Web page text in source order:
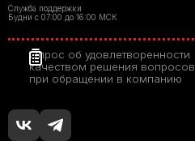
Служба поддержки
Будни с 07:00 до 16:00 МСК
Опрос об удовлетворенности
качеством решения вопросов
при обращении в компанию